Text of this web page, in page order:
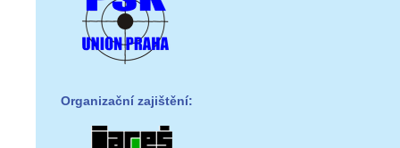
Organizační zajištění: